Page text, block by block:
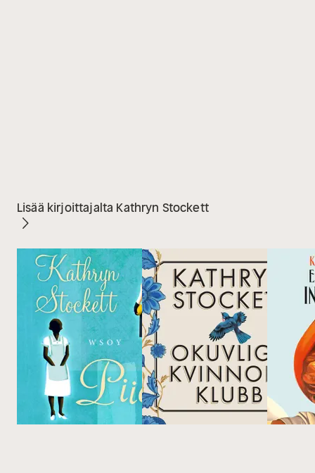
Lisää kirjoittajalta Kathryn Stockett